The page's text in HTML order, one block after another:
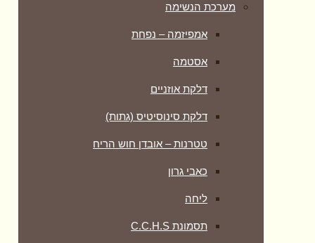
מערכת הנשימה
אמפיזמה – נפחת
אסטמה
דלקת אוזניים
דלקת סינוסיטיס (גתות)
טטרנות – אובדן חוש הריח
כאבי גרון
ליחה
תסמונת C.C.H.S